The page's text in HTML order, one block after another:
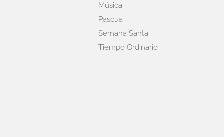
Música
Pascua
Semana Santa
Tiempo Ordinario